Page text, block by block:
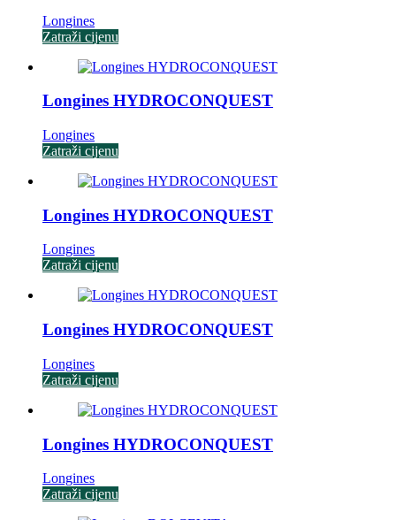
Longines
Zatraži cijenu
Longines HYDROCONQUEST
Longines
Zatraži cijenu
Longines HYDROCONQUEST
Longines
Zatraži cijenu
Longines HYDROCONQUEST
Longines
Zatraži cijenu
Longines HYDROCONQUEST
Longines
Zatraži cijenu